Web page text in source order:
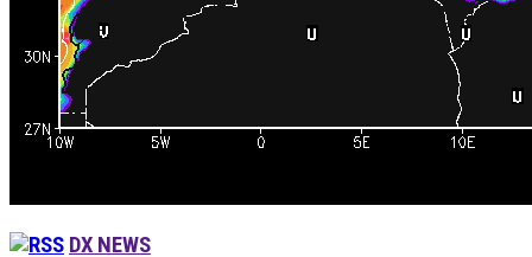
DX NEWS